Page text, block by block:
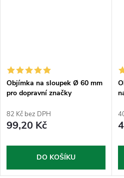
Objímka na sloupek Ø 60 mm
pro dopravní značky
82 Kč bez DPH
99,20 Kč
DO KOŠÍKU